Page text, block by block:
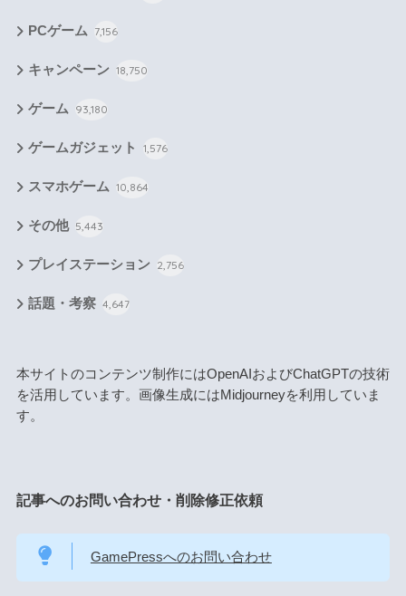
PCゲーム 7,156
キャンペーン 18,750
ゲーム 93,180
ゲームガジェット 1,576
スマホゲーム 10,864
その他 5,443
プレイステーション 2,756
話題・考察 4,647
本サイトのコンテンツ制作にはOpenAIおよびChatGPTの技術
を活用しています。画像生成にはMidjourneyを利用していま
す。
記事へのお問い合わせ・削除修正依頼
GamePressへのお問い合わせ